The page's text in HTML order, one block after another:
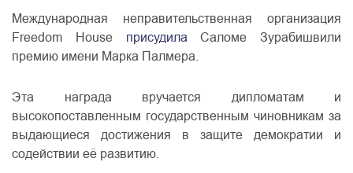
Международная неправительственная организация
Freedom HouseприсудилаСаломе Зурабишвили
премию имени Марка Палмера.
Эта награда вручается дипломатам и
высокопоставленным государственным чиновникам за
выдающиеся достижения в защите демократии и
содействии её развитию.